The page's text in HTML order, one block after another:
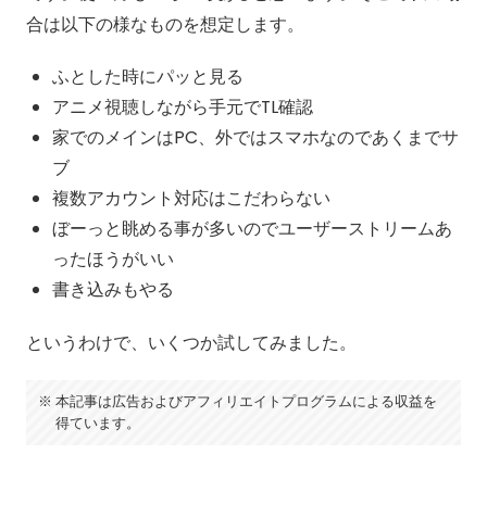
合は以下の様なものを想定します。
ふとした時にパッと見る
アニメ視聴しながら手元でTL確認
家でのメインはPC、外ではスマホなのであくまでサ
ブ
複数アカウント対応はこだわらない
ぼーっと眺める事が多いのでユーザーストリームあ
ったほうがいい
書き込みもやる
というわけで、いくつか試してみました。
本記事は広告およびアフィリエイトプログラムによる収益を
得ています。